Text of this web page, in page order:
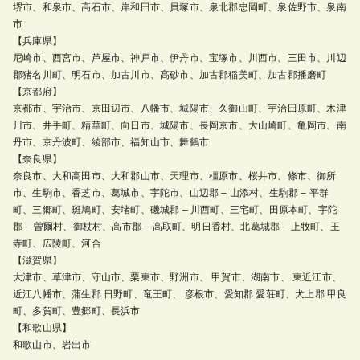
堺市、和泉市、高石市、岸和田市、貝塚市、泉北郡忠岡町、泉佐野市、泉南
市
【兵庫県】
尼崎市、西宮市、芦屋市、神戸市、伊丹市、宝塚市、川西市、三田市、川辺
郡猪名川町、明石市、加古川市、高砂市、加古郡稲美町、加古郡播磨町
【京都府】
京都市、宇治市、京田辺市、八幡市、城陽市、久御山町、宇治田原町、木津
川市、井手町、精華町、向日市、城陽市、長岡京市、大山崎町、亀岡市、南
丹市、京丹波町、綾部市、福知山市、舞鶴市
【奈良県】
奈良市、大和高田市、大和郡山市、天理市、橿原市、桜井市、條市、御所
市、生駒市、香芝市、葛城市、宇陀市、山辺郡 – 山添村、生駒郡 – 平群
町、三郷町、斑鳩町、安堵町、磯城郡 – 川西町、三宅町、田原本町、宇陀
郡 – 曽爾村、御杖村、高市郡 – 高取町、明日香村、北葛城郡 – 上牧町、王
寺町、広陵町、河合
【滋賀県】
大津市、草津市、守山市、栗東市、野洲市、 甲賀市、湖南市、 東近江市、
近江八幡市、蒲生郡 日野町、竜王町、 彦根市、愛知郡 愛荘町、犬上郡 甲良
町、多賀町、豊郷町、長浜市
【和歌山県】
和歌山市、岩出市